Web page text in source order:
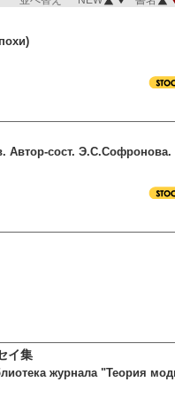
Автор-сост. Э.С.Софронова.
イ集
журнала "Теория